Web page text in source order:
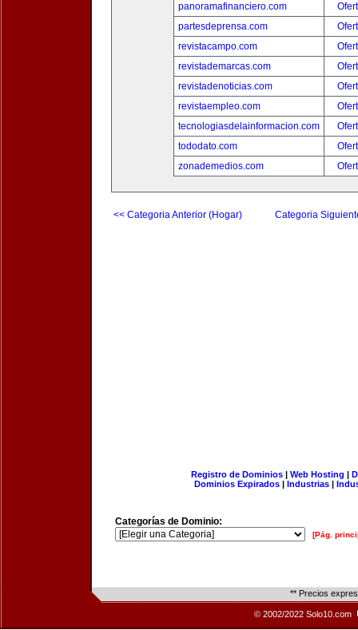
panoramafinanciero.com
partesdeprensa.com
revistacampo.com
revistademarcas.com
revistadenoticias.com
revistaempleo.com
tecnologiasdelainformacion.com
tododato.com
zonademedios.com
<< Categoria Anterior (Hogar) Categoria
Registro de Dominios| Web Hosting |
Dominios Expirados | Industrias |
Categorías de Dominio:
[Pág.
** Precios
© 2002/2022 Solo10.com